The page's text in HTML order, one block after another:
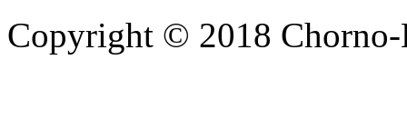
Copyright © 2018